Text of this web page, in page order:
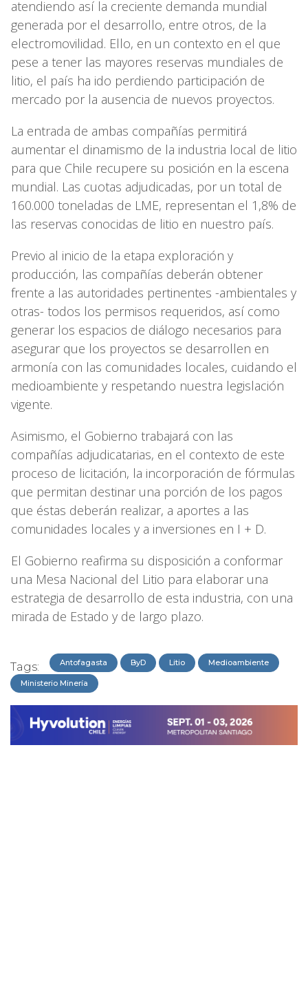
atendiendo así la creciente demanda mundial
generada por el desarrollo, entre otros, de la
electromovilidad. Ello, en un contexto en el que
pese a tener las mayores reservas mundiales de
litio, el país ha ido perdiendo participación de
mercado por la ausencia de nuevos proyectos.
La entrada de ambas compañías permitirá
aumentar el dinamismo de la industria local de litio
para que Chile recupere su posición en la escena
mundial. Las cuotas adjudicadas, por un total de
160.000 toneladas de LME, representan el 1,8% de
las reservas conocidas de litio en nuestro país.
Previo al inicio de la etapa exploración y
producción, las compañías deberán obtener
frente a las autoridades pertinentes -ambientales y
otras- todos los permisos requeridos, así como
generar los espacios de diálogo necesarios para
asegurar que los proyectos se desarrollen en
armonía con las comunidades locales, cuidando el
medioambiente y respetando nuestra legislación
vigente.
Asimismo, el Gobierno trabajará con las
compañías adjudicatarias, en el contexto de este
proceso de licitación, la incorporación de fórmulas
que permitan destinar una porción de los pagos
que éstas deberán realizar, a aportes a las
comunidades locales y a inversiones en I + D.
El Gobierno reafirma su disposición a conformar
una Mesa Nacional del Litio para elaborar una
estrategia de desarrollo de esta industria, con una
mirada de Estado y de largo plazo.
Tags: Antofagasta ByD Litio Medioambiente
Ministerio Minería